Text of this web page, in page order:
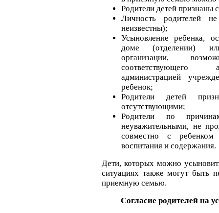
Родители детей признаны
Личность родителей
неизвестны);
Усыновление ребенка,
доме (отделении)
организации,
соответствующего
администрацией
ребенок;
Родители детей
отсутствующими;
Родители по
неуважительными, не
совместно с
воспитания и содержания.
Дети, которых можно
ситуациях также могут быть
приемную семью.
Согласие родителей на